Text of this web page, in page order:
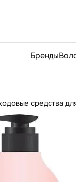
Бренды
средства